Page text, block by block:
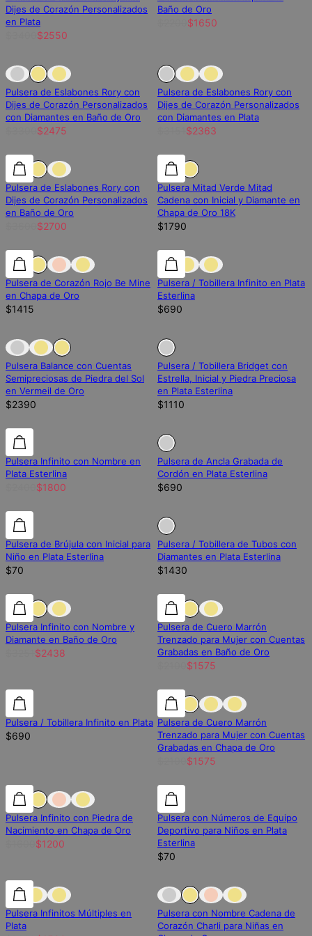
Dijes de Corazón Personalizados
en Plata
$2550
Baño de Oro
$1650
Fuera de stock Fuera de stock
Pulsera de Eslabones Rory con
Dijes de Corazón Personalizados
con Diamantes en Baño de Oro
$2475
Fuera de stock
Pulsera de Eslabones Rory con
Dijes de Corazón Personalizados
con Diamantes en Plata
$2363
25% de descuento 25% de descuento
Pulsera de Eslabones Rory con
Dijes de Corazón Personalizados
en Baño de Oro
$2700
Diamante de laboratorio
Pulsera Mitad Verde Mitad
Cadena con Inicial y Diamante en
Chapa de Oro 18K
$1790
Pulsera de Corazón Rojo Be Mine
en Chapa de Oro
$1415
Pulsera / Tobillera Infinito en Plata
Esterlina
$690
Fuera de stock Fuera de stock
Pulsera Balance con Cuentas
Semipreciosas de Piedra del Sol
en Vermeil de Oro
$2390
Fuera de stock
Pulsera / Tobillera Bridget con
Estrella, Inicial y Piedra Preciosa
en Plata Esterlina
$1110
25% de descuento 25% de descuento
Pulsera Infinito con Nombre en
Plata Esterlina
$1800
Fuera de stock
Pulsera de Ancla Grabada de
Cordón en Plata Esterlina
$690
Pulsera de Brújula con Inicial para
Niño en Plata Esterlina
$70
Fuera de stock
Pulsera / Tobillera de Tubos con
Diamantes en Plata Esterlina
$1430
25% de descuento 25% de descuento
Pulsera Infinito con Nombre y
Diamante en Baño de Oro
$2438
25% de descuento
Pulsera de Cuero Marrón
Trenzado para Mujer con Cuentas
Grabadas en Baño de Oro
$1575
Pulsera / Tobillera Infinito en Plata
$690
25% de descuento
Pulsera de Cuero Marrón
Trenzado para Mujer con Cuentas
Grabadas en Chapa de Oro
$1575
25% de descuento 25% de descuento
Pulsera Infinito con Piedra de
Nacimiento en Chapa de Oro
$1200
Pulsera con Números de Equipo
Deportivo para Niños en Plata
Esterlina
$70
25% de descuento 25% de descuento
Pulsera Infinitos Múltiples en
Plata
Fuera de stock
Pulsera con Nombre Cadena de
Corazón Charli para Niñas en